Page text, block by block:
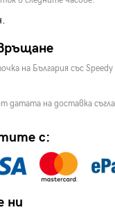
на България със
датата на доставка
с:
ни